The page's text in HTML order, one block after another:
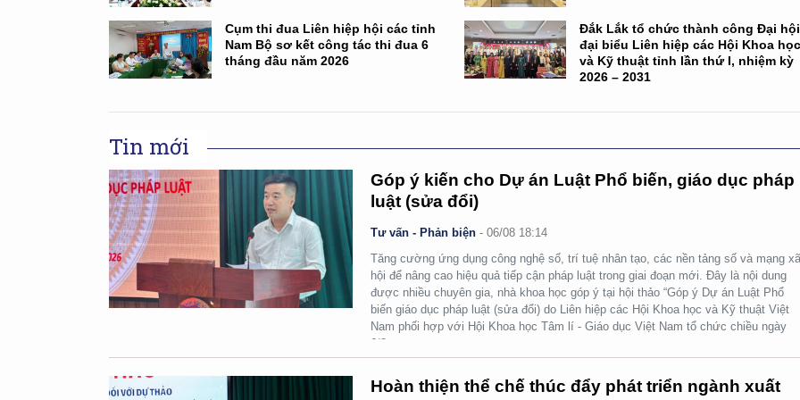
Cụm thi đua Liên hiệp hội các tỉnh
Nam Bộ sơ kết công tác thi đua 6
tháng đầu năm 2026
Đắk Lắk tổ chức thành công Đại hội
đại biểu Liên hiệp các Hội Khoa học
và Kỹ thuật tỉnh lần thứ I, nhiệm kỳ
2026 – 2031
Tin mới
Góp ý kiến cho Dự án Luật Phổ biến, giáo dục pháp
luật (sửa đổi)
Tư vấn - Phản biện -06/08 18:14
Tăng cường ứng dụng công nghệ số, trí tuệ nhân tạo, các nền tảng số và mạng
hội để nâng cao hiệu quả tiếp cận pháp luật trong giai đoạn mới. Đây là nội dung
được nhiều chuyên gia, nhà khoa học góp ý tại hội thảo “Góp ý Dự án Luật Phổ
biến giáo dục pháp luật (sửa đổi) do Liên hiệp các Hội Khoa học và Kỹ thuật Việt
Nam phối hợp với Hội Khoa học Tâm lí - Giáo dục Việt Nam tổ chức chiều ngày
6/8.
Hoàn thiện thể chế thúc đẩy phát triển ngành xuất